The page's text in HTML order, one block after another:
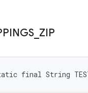
ZIP
final String